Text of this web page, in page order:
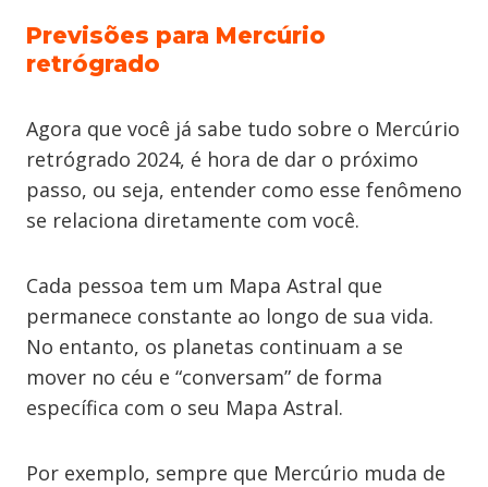
Previsões para Mercúrio
retrógrado
Agora que você já sabe tudo sobre o Mercúrio
retrógrado 2024, é hora de dar o próximo
passo, ou seja, entender como esse fenômeno
se relaciona diretamente com você.
Cada pessoa tem um Mapa Astral que
permanece constante ao longo de sua vida.
No entanto, os planetas continuam a se
mover no céu e “conversam” de forma
específica com o seu Mapa Astral.
Por exemplo, sempre que Mercúrio muda de